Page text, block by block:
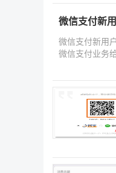
微信支付新
微信支付新用
微信支付业务